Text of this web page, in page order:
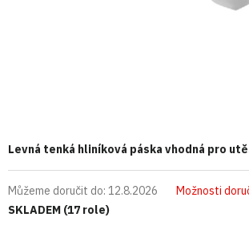
SKLADEM (17 role)
Můžeme doručit do: 12.8.2026 Možnosti
Levná tenká hliníková páska vhodná pro